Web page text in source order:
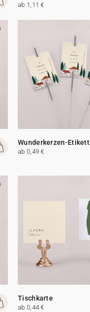
ab 1,11 €
Wunderkerzen-Etikett
ab 0,49 €
Tischkarte
ab 0,44 €